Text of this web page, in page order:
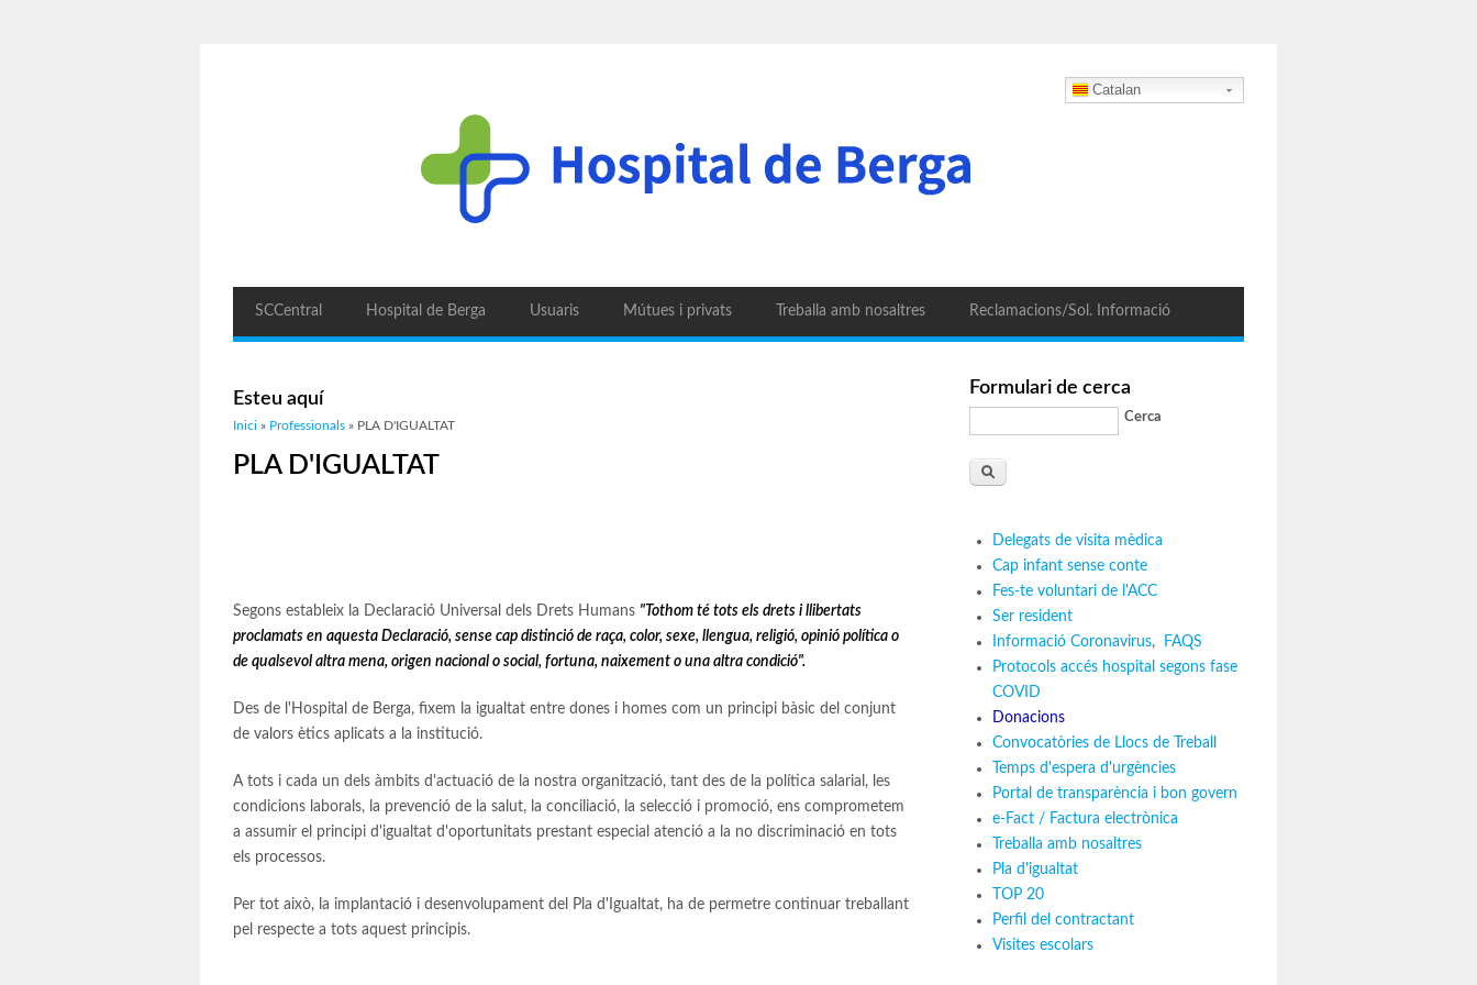
Catalan
SCCentral Hospital de Berga Usuaris Mútues i privats Treballa amb nosaltres Reclamacions/Sol. Informació
Esteu aquí
Inici » Professionals » PLA D'IGUALTAT
PLA D'IGUALTAT
Segons estableix la Declaració Universal dels Drets Humans "Tothom té tots els drets i llibertats
proclamats en aquesta Declaració, sense cap distinció de raça, color, sexe, llengua, religió, opinió política o
de qualsevol altra mena, origen nacional o social, fortuna, naixement o una altra condició".
Des de l'Hospital de Berga, fixem la igualtat entre dones i homes com un principi bàsic del conjunt
de valors ètics aplicats a la institució.
A tots i cada un dels àmbits d'actuació de la nostra organització, tant des de la política salarial, les
condicions laborals, la prevenció de la salut, la conciliació, la selecció i promoció, ens comprometem
a assumir el principi d'igualtat d'oportunitats prestant especial atenció a la no discriminació en tots
els processos.
Per tot això, la implantació i desenvolupament del Pla d'Igualtat, ha de permetre continuar treballant
pel respecte a tots aquest principis.
Formulari de cerca
Cerca
Delegats de visita mèdica
Cap infant sense conte
Fes-te voluntari de l'ACC
Ser resident
Informació Coronavirus,
FAQS
Protocols accés hospital segons fase
COVID
Donacions
Convocatòries de Llocs de Treball
Temps d'espera d'urgències
Portal de transparència i bon govern
e-Fact / Factura electrònica
Treballa amb nosaltres
Pla d'igualtat
TOP 20
Perfil del contractant
Visites escolars